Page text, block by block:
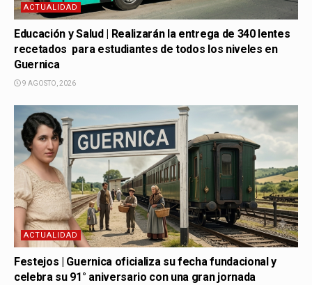
ACTUALIDAD
Educación y Salud | Realizarán la entrega de 340 lentes
recetados para estudiantes de todos los niveles en
Guernica
9 AGOSTO, 2026
ACTUALIDAD
Festejos | Guernica oficializa su fecha fundacional y
celebra su 91° aniversario con una gran jornada